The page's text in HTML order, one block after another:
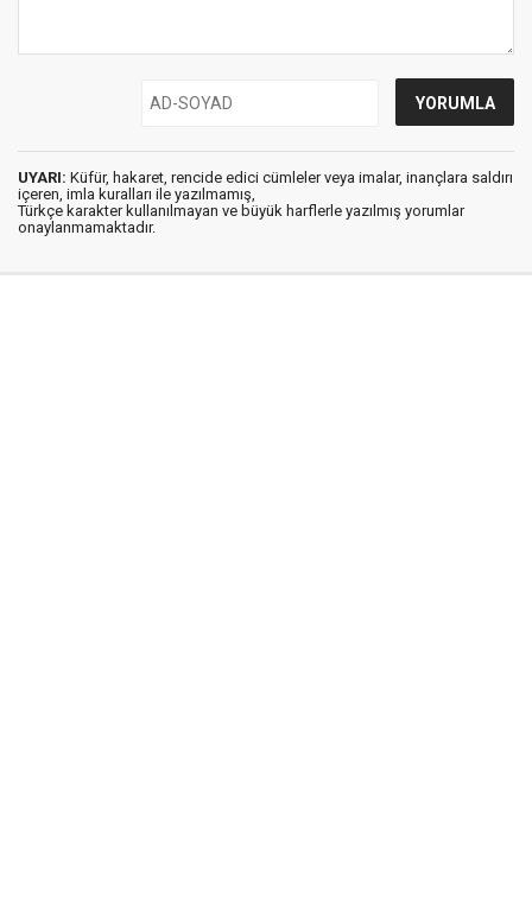
UYARI: Küfür, hakaret, rencide edici cümleler veya imalar, inançlara saldırı
içeren, imla kuralları ile yazılmamış,
Türkçe karakter kullanılmayan ve büyük harflerle yazılmış yorumlar
onaylanmamaktadır.